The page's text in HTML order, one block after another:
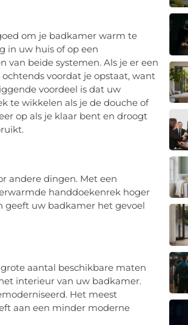
om je badkamer warm te
in uw huis of op een
beide systemen. Als je er een
voordat je opstaat, want
voordeel is dat uw
te wikkelen als je de douche of
op als je klaar bent en droogt
andere dingen. Met een
handdoekenrek hoger
geeft uw badkamer het gevoel
aantal beschikbare maten
interieur van uw badkamer.
Het meest
aan een minder moderne